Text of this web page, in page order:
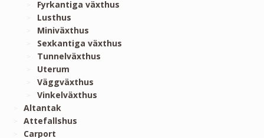
Fyrkantiga växthus
Lusthus
Miniväxthus
Sexkantiga växthus
Tunnelväxthus
Uterum
Väggväxthus
Vinkelväxthus
Altantak
Attefallshus
Carport